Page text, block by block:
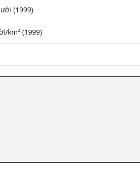
(1999)
km² (1999)